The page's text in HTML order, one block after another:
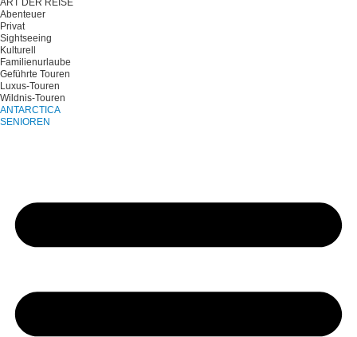
ART DER REISE
Abenteuer
Privat
Sightseeing
Kulturell
Familienurlaube
Geführte Touren
Luxus-Touren
Wildnis-Touren
ANTARCTICA
SENIOREN